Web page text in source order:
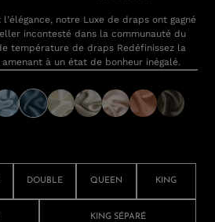
notre Luxe de draps ont gagné
incontesté dans la communauté du
température de draps Redéfinissez la
à un état de bonheur inégalé.
DOUBLE QUEEN KING
KING SÉPARÉ